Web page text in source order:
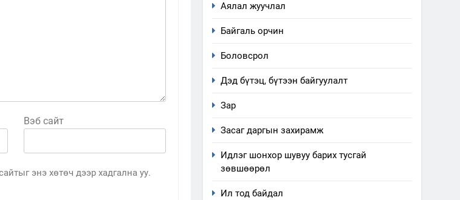
Вэб сайт
энэ хөтөч дээр хадгална уу.
Аялал жуучлал
Байгаль орчин
Боловсрол
Дэд бүтэц, бүтээн байгуулалт
Зар
Засаг даргын захирамж
Идлэг шонхор шувуу барих тусгай
зөвшөөрөл
Ил тод байдал